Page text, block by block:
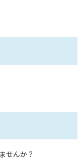
せんか？